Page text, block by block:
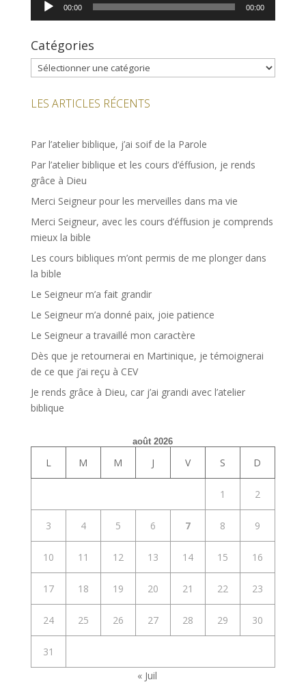
00:00 00:00
Catégories
Catégories
LES ARTICLES RÉCENTS
Par l’atelier biblique, j’ai soif de la Parole
Par l’atelier biblique et les cours d’éffusion, je rends
grâce à Dieu
Merci Seigneur pour les merveilles dans ma vie
Merci Seigneur, avec les cours d’éffusion je comprends
mieux la bible
Les cours bibliques m’ont permis de me plonger dans
la bible
Le Seigneur m’a fait grandir
Le Seigneur m’a donné paix, joie patience
Le Seigneur a travaillé mon caractère
Dès que je retournerai en Martinique, je témoignerai
de ce que j’ai reçu à CEV
Je rends grâce à Dieu, car j’ai grandi avec l’atelier
biblique
août 2026
L M M J V S D
1 2
3 4 5 6 7 8 9
10 11 12 13 14 15 16
17 18 19 20 21 22 23
24 25 26 27 28 29 30
31
« Juil